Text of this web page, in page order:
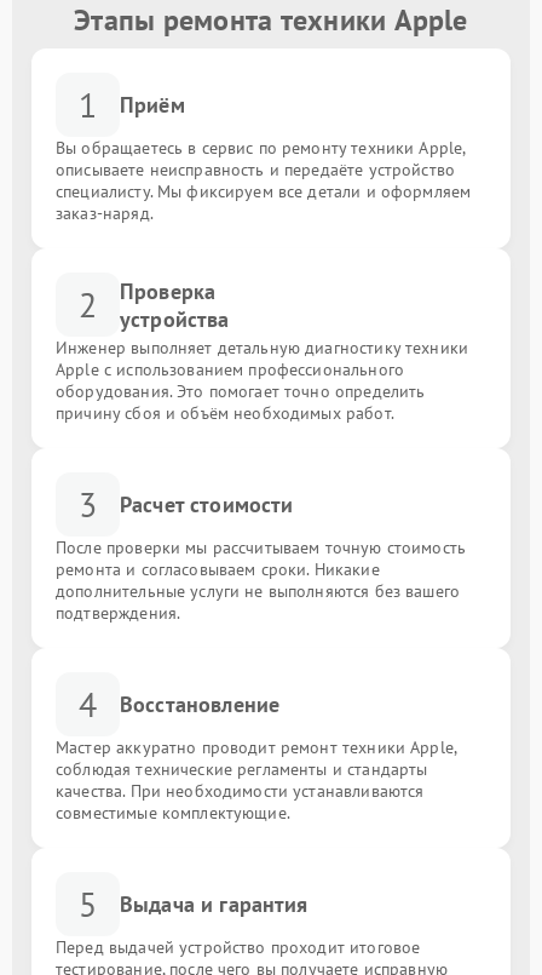
Этапы ремонта техники Apple
1 Приём
Вы обращаетесь в сервис по ремонту техники Apple,
описываете неисправность и передаёте устройство
специалисту. Мы фиксируем все детали и оформляем
заказ-наряд.
2
Проверка
устройства
Инженер выполняет детальную диагностику техники
Apple с использованием профессионального
оборудования. Это помогает точно определить
причину сбоя и объём необходимых работ.
3 Расчет стоимости
После проверки мы рассчитываем точную стоимость
ремонта и согласовываем сроки. Никакие
дополнительные услуги не выполняются без вашего
подтверждения.
4 Восстановление
Мастер аккуратно проводит ремонт техники Apple,
соблюдая технические регламенты и стандарты
качества. При необходимости устанавливаются
совместимые комплектующие.
5 Выдача и гарантия
Перед выдачей устройство проходит итоговое
тестирование, после чего вы получаете исправную